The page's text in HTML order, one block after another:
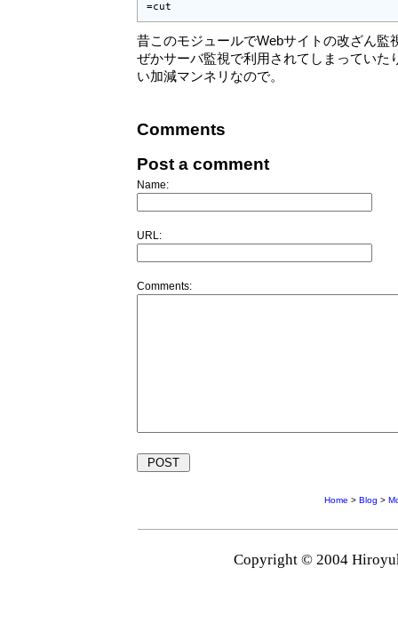
=cut
昔このモジュールでWebサイトの改ざん監
ぜかサーバ監視で利用されてしまっていた
い加減マンネリなので。
Comments
Post a comment
Name:
URL:
Comments:
Home > Blog >
Copyright © 2004